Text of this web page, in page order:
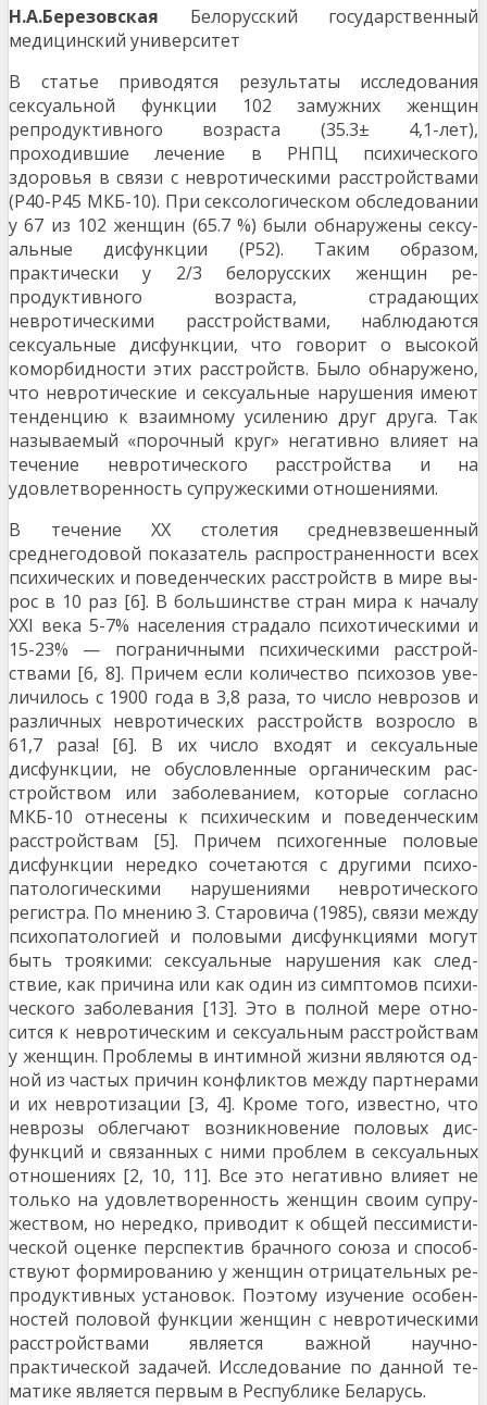
Н.А.Березовская Белорусский государственный
медицинский университет
В статье приводятся результаты исследования
сексуальной функции 102 замужних женщин
репродуктивного возраста (35.3± 4,1-лет),
проходившие лечение в РНПЦ пси­хического
здоровья в связи с невротическими расстройствами
(Р40-Р45 МКБ-10). При сексологическом обследовании
у 67 из 102 женщин (65.7 %) были обнаружены сексу­
альные дисфункции (Р52). Таким образом,
практически у 2/3 белорусских женщин ре­
продуктивного возраста, страдающих
невротическими расстройствами, наблюдаются
сексуальные дисфункции, что говорит о высокой
коморбидности этих расстройств. Бы­ло обнаружено,
что невротические и сексуальные нарушения имеют
тенденцию к вза­имному усилению друг друга. Так
называемый «порочный круг» негативно влияет на
течение невротического расстройства и на
удовлетворенность супружескими отноше­ниями.
В течение XX столетия средневзвешенный
среднегодовой показатель распространенности всех
психических и поведенческих расстройств в мире вы­
рос в 10 раз [6]. В большинстве стран мира к началу
XXI века 5-7% населения страдало психотическими и
15-23% — пограничными психическими расстрой­
ствами [6, 8]. Причем если количество психозов уве­
личилось с 1900 года в 3,8 раза, то число неврозов и
различных невротических расстройств возросло в
61,7 раза! [6]. В их число входят и сексуальные
дисфункции, не обусловленные органическим рас­
стройством или заболеванием, которые согласно
МКБ-10 отнесены к психическим и поведенческим
расстройствам [5]. Причем психогенные половые
дисфункции нередко сочетаются с другими психо­
патологическими нарушениями невротического
реги­стра. По мнению З. Старовича (1985), связи между
психопатологией и половыми дисфункциями могут
быть троякими: сексуальные нарушения как след­
ствие, как причина или как один из симптомов психи­
ческого заболевания [13]. Это в полной мере отно­
сится к невротическим и сексуальным расстройствам
у женщин. Проблемы в интимной жизни являются од­
ной из частых причин конфликтов между партнерами
и их невротизации [3, 4]. Кроме того, известно, что
неврозы облегчают возникновение половых дис­
функций и связанных с ними проблем в сексуальных
отношениях [2, 10, 11]. Все это негативно влияет не
только на удовлетворенность женщин своим супру­
жеством, но нередко, приводит к общей пессимисти­
ческой оценке перспектив брачного союза и способ­
ствуют формированию у женщин отрицательных ре­
продуктивных установок. Поэтому изучение особен­
ностей половой функции женщин с невротическими
расстройствами является важной научно­
практической задачей. Исследование по данной те­
матике является первым в Республике Беларусь.